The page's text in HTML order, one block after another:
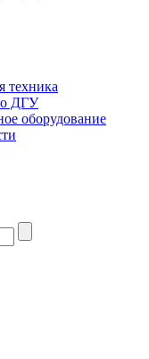
техника
ДГУ
оборудование